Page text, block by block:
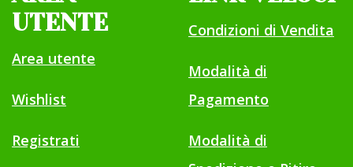
UTENTE
Area utente
Wishlist
Registrati
Condizioni di Vendita
Modalità di
Pagamento
Modalità di